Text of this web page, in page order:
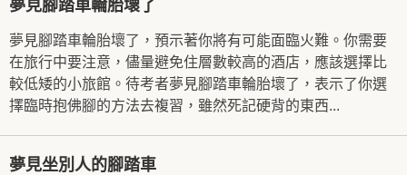
夢見腳踏車輪胎壞了
夢見腳踏車輪胎壞了，預示著你將有可能面臨火難。你需要
在旅行中要注意，儘量避免住層數較高的酒店，應該選擇比
較低矮的小旅館。待考者夢見腳踏車輪胎壞了，表示了你選
擇臨時抱佛腳的方法去複習，雖然死記硬背的東西...
夢見坐別人的腳踏車